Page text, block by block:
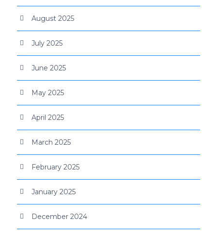
August 2025
July 2025
June 2025
May 2025
April 2025
March 2025
February 2025
January 2025
December 2024